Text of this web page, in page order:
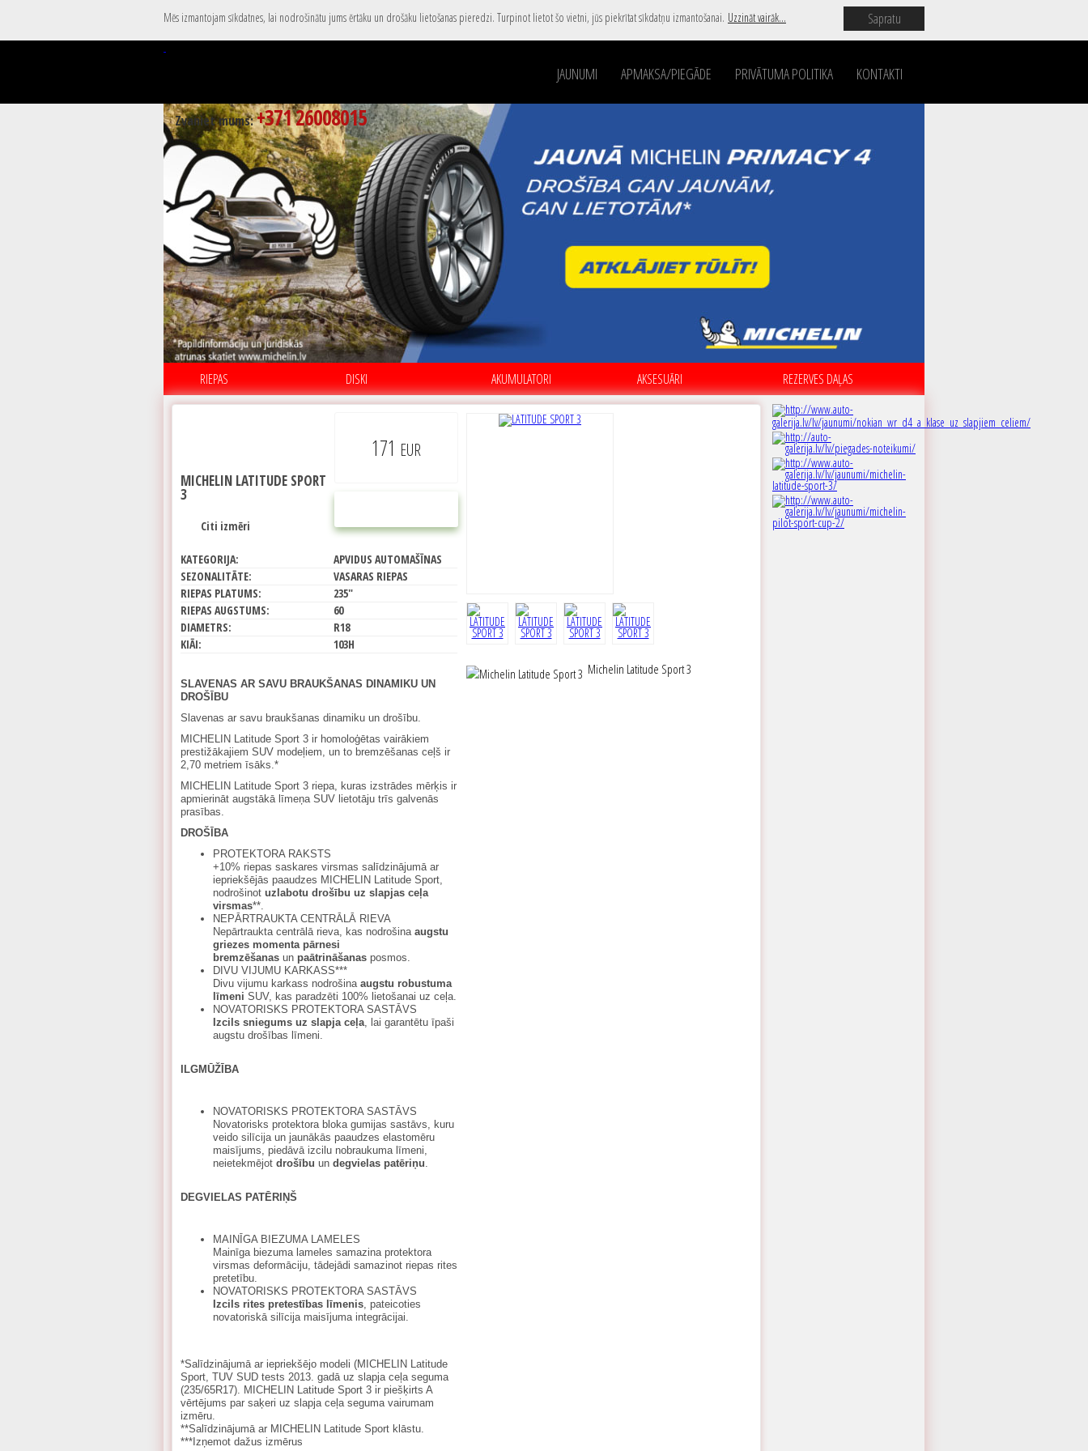
Mēs izmantojam sīkdatnes, lai nodrošinātu jums ērtāku un drošāku lietošanas pieredzi. Turpinot lietot šo vietni, jūs piekrītat sīkdatņu izmantošanai. Uzzināt vairāk... Sapratu
JAUNUMI APMAKSA/PIEGĀDE PRIVĀTUMA POLITIKA KONTAKTI
Zvaniet mums:+371 26008015
RIEPAS DISKI AKUMULATORI AKSESUĀRI REZERVES DAĻAS
171 EUR
MICHELIN LATITUDE SPORT
3
Citi izmēri
KATEGORIJA:
APVIDUS AUTOMAŠĪNAS
SEZONALITĀTE:
VASARAS RIEPAS
RIEPAS PLATUMS:
235"
RIEPAS AUGSTUMS:
60
DIAMETRS:
R18
KIĀI:
103H
SLAVENAS AR SAVU BRAUKŠANAS DINAMIKU UN
DROŠĪBU
Slavenas ar savu braukšanas dinamiku un drošību.
MICHELIN Latitude Sport 3 ir homoloģētas vairākiem
prestižākajiem SUV modeļiem, un to bremzēšanas ceļš ir
2,70 metriem īsāks.*
MICHELIN Latitude Sport 3 riepa, kuras izstrādes mērķis ir
apmierināt augstākā līmeņa SUV lietotāju trīs galvenās
prasības.
DROŠĪBA
PROTEKTORA RAKSTS
+10% riepas saskares virsmas salīdzinājumā ar
iepriekšējās paaudzes MICHELIN Latitude Sport,
nodrošinot uzlabotu drošību uz slapjas ceļa
virsmas**.
NEPĀRTRAUKTA CENTRĀLĀ RIEVA
Nepārtraukta centrālā rieva, kas nodrošina augstu
griezes momenta pārnesi
bremzēšanas un paātrināšanas posmos.
DIVU VIJUMU KARKASS***
Divu vijumu karkass nodrošina augstu robustuma
līmeni SUV, kas paradzēti 100% lietošanai uz ceļa.
NOVATORISKS PROTEKTORA SASTĀVS
Izcils sniegums uz slapja ceļa, lai garantētu īpaši
augstu drošības līmeni.
ILGMŪŽĪBA
NOVATORISKS PROTEKTORA SASTĀVS
Novatorisks protektora bloka gumijas sastāvs, kuru
veido silīcija un jaunākās paaudzes elastomēru
maisījums, piedāvā izcilu nobraukuma līmeni,
neietekmējot drošību un degvielas patēriņu.
DEGVIELAS PATĒRIŅŠ
MAINĪGA BIEZUMA LAMELES
Mainīga biezuma lameles samazina protektora
virsmas deformāciju, tādejādi samazinot riepas rites
pretetību.
NOVATORISKS PROTEKTORA SASTĀVS
Izcils rites pretestības līmenis, pateicoties
novatoriskā silīcija maisījuma integrācijai.
*Salīdzinājumā ar iepriekšējo modeli (MICHELIN Latitude
Sport, TUV SUD tests 2013. gadā uz slapja ceļa seguma
(235/65R17). MICHELIN Latitude Sport 3 ir piešķirts A
vērtējums par saķeri uz slapja ceļa seguma vairumam
izmēru.
**Salīdzinājumā ar MICHELIN Latitude Sport klāstu.
***Izņemot dažus izmērus
Michelin Latitude Sport 3